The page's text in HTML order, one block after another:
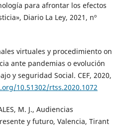
para afrontar los efectos
Diario La Ley, 2021, nº
virtuales y procedimiento on
ante pandemias o evolución
y seguridad Social. CEF, 2020,
10.51302/rtss.2020.1072
M. J., Audiencias
y futuro, Valencia, Tirant